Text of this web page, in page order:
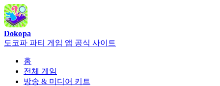
Dokopa
도코파 파티 게임 앱 공식 사이트
홈
전체 게임
방송 & 미디어 키트